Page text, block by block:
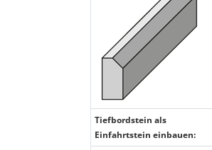
Tiefbordstein als
Einfahrtstein einbauen: